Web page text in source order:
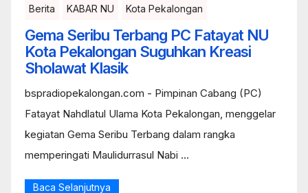
Berita KABAR NU Kota Pekalongan
Gema Seribu Terbang PC Fatayat NU
Kota Pekalongan Suguhkan Kreasi
Sholawat Klasik
bspradiopekalongan.com - Pimpinan Cabang (PC)
Fatayat Nahdlatul Ulama Kota Pekalongan, menggelar
kegiatan Gema Seribu Terbang dalam rangka
memperingati Maulidurrasul Nabi ...
Baca Selanjutnya